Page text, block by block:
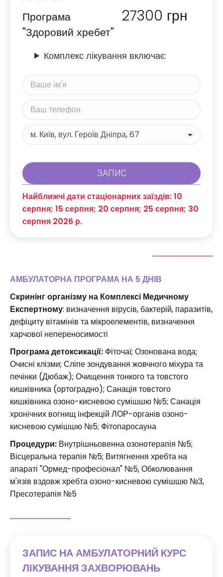
Програма
"Здоровий хребет"
27300 грн
Комплекс лікування включає:
Найближчі дати стаціонарних заїздів: 10
серпня; 15 серпня; 20 серпня; 25 серпня; 30
серпня 2026 р.
АМБУЛАТОРНА ПРОГРАМА НА 5 ДНІВ
Скринінг організму на Комплексі Медичному
Експертному: визначення вірусів, бактерій, паразитів,
дефіциту вітамінів та мікроелементів, визначення
харчової непереносимості
Програма детоксикації: Фіточаї; Озонована вода;
Очисні клізми; Сліпе зондування жовчного міхура та
печінки (Дюбаж); Очищення тонкого та товстого
кишківника (ортоградно); Санація товстого
кишківника озоно-кисневою сумішшю №5; Санація
хронічних вогнищ інфекцій ЛОР-органів озоно-
кисневою сумішшю №5; Фітопаросауна
Процедури: Внутрішньовенна озонотерапія №5;
Вісцеральна терапія №5; Витягнення хребта на
апараті "Ормед-професіонал" №5, Обколювання
м'язів вздовж хребта озоно-кисневою сумішшю №3,
Пресотерапія №5
ЗАПИС НА АМБУЛАТОРНИЙ КУРС
ЛІКУВАННЯ ЗАХВОРЮВАНЬ